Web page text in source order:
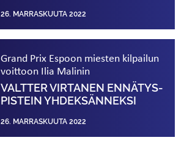
26. MARRASKUUTA 2022
Grand Prix Espoon miesten kilpailun
voittoon Ilia Malinin
VALTTER VIRTANEN ENNÄTYS­
PISTEIN YHDEK­SÄNNEKSI
26. MARRASKUUTA 2022